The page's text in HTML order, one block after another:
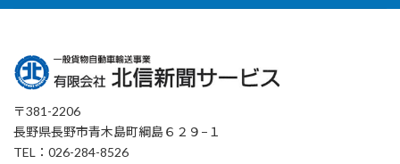
〒381-2206
長野県長野市青木島町綱島６２９−１
TEL：026-284-8526